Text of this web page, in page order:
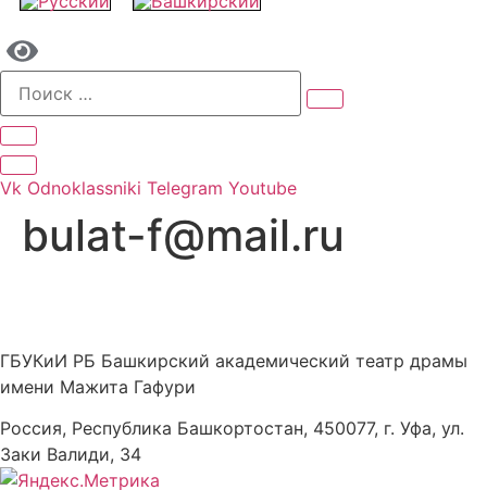
Vk Odnoklassniki Telegram Youtube
bulat-f@mail.ru
ГБУКиИ РБ Башкирский академический театр драмы
имени Мажита Гафури
Россия, Республика Башкортостан, 450077, г. Уфа, ул.
Заки Валиди, 34